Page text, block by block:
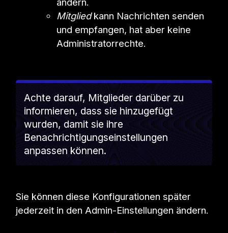
Mitgliedkann Nachrichten senden
und empfangen, hat aber keine
Administratorrechte.
Achte darauf, Mitglieder darüber zu
informieren, dass sie hinzugefügt
wurden, damit sie ihre
Benachrichtigungseinstellungen
anpassen können.
Sie können diese Konfigurationen später
jederzeit in den Admin-Einstellungen ändern.